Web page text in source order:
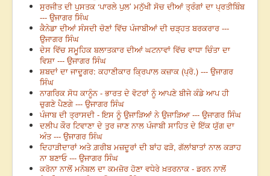
ਸੁਰਜੀਤ ਦੀ ਪੁਸਤਕ ‘ਪਾਰਲੇ ਪੁਲ’ ਮਨੁੱਖੀ ਸੋਚ ਦੀਆਂ ਤ੍ਰੰਗਾਂ ਦਾ ਪ੍ਰਤੀਬਿੰਬ
--- ਉਜਾਗਰ ਸਿੰਘ
ਕੈਨੇਡਾ ਦੀਆਂ ਸੰਸਦੀ ਚੋਣਾਂ ਵਿੱਚ ਪੰਜਾਬੀਆਂ ਦੀ ਚੜ੍ਹਤ ਬਰਕਰਾਰ ---
ਉਜਾਗਰ ਸਿੰਘ
ਦੇਸ ਵਿੱਚ ਸਮੂਹਿਕ ਬਲਾਤਕਾਰ ਦੀਆਂ ਘਟਨਾਵਾਂ ਵਿੱਚ ਵਾਧਾ ਚਿੰਤਾ ਦਾ
ਵਿਸ਼ਾ --- ਉਜਾਗਰ ਸਿੰਘ
ਸ਼ਬਦਾਂ ਦਾ ਜਾਦੂਗਰ: ਕਹਾਣੀਕਾਰ ਕ੍ਰਿਪਾਲ ਕਜ਼ਾਕ (ਪ੍ਰੋ.) --- ਉਜਾਗਰ
ਸਿੰਘ
ਨਾਗਰਿਕ ਸੋਧ ਕਾਨੂੰਨ - ਭਾਰਤ ਦੇ ਵੋਟਰਾਂ ਨੂੰ ਆਪਣੇ ਬੀਜੇ ਕੰਡੇ ਆਪ ਹੀ
ਚੁਗਣੇ ਪੈਣਗੇ --- ਉਜਾਗਰ ਸਿੰਘ
ਪੰਜਾਬ ਦੀ ਤ੍ਰਾਸਦੀ - ਇਸ ਨੂੰ ਉਜਾੜਿਆਂ ਨੇ ਉਜਾੜਿਆ --- ਉਜਾਗਰ ਸਿੰਘ
ਦਲੀਪ ਕੌਰ ਟਿਵਾਣਾ ਦੇ ਤੁਰ ਜਾਣ ਨਾਲ ਪੰਜਾਬੀ ਸਾਹਿਤ ਦੇ ਇੱਕ ਯੁੱਗ ਦਾ
ਅੰਤ --- ਉਜਾਗਰ ਸਿੰਘ
ਦਿਹਾੜੀਦਾਰਾਂ ਅਤੇ ਗ਼ਰੀਬ ਮਜ਼ਦੂਰਾਂ ਦੀ ਬਾਂਹ ਫੜੋ, ਗੱਲਾਂਬਾਤਾਂ ਨਾਲ ਕੜਾਹ
ਨਾ ਬਣਾਓ --- ਉਜਾਗਰ ਸਿੰਘ
ਕਰੋਨਾ ਨਾਲੋਂ ਮਨੋਬਲ ਦਾ ਕਮਜ਼ੋਰ ਹੋਣਾ ਵਧੇਰੇ ਖ਼ਤਰਨਾਕ - ਡਰਨ ਨਾਲੋਂ